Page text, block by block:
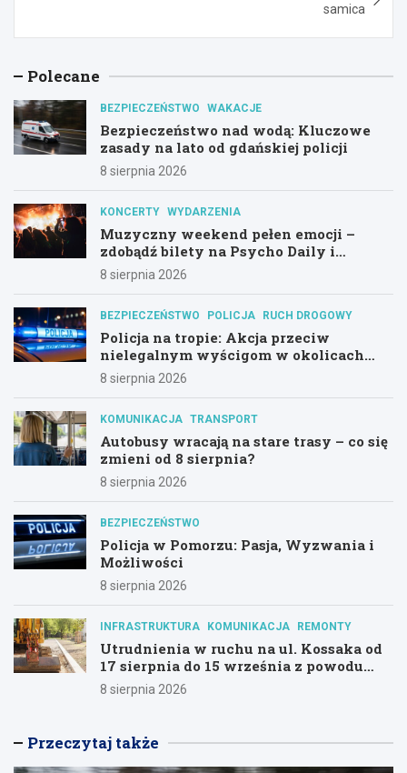
samica
Polecane
BEZPIECZEŃSTWO WAKACJE
Bezpieczeństwo nad wodą: Kluczowe
zasady na lato od gdańskiej policji
8 sierpnia 2026
KONCERTY WYDARZENIA
Muzyczny weekend pełen emocji –
zdobądź bilety na Psycho Daily i
Alternatywny Las!
8 sierpnia 2026
BEZPIECZEŃSTWO POLICJA RUCH DROGOWY
Policja na tropie: Akcja przeciw
nielegalnym wyścigom w okolicach
Hali Olivia
8 sierpnia 2026
KOMUNIKACJA TRANSPORT
Autobusy wracają na stare trasy – co się
zmieni od 8 sierpnia?
8 sierpnia 2026
BEZPIECZEŃSTWO
Policja w Pomorzu: Pasja, Wyzwania i
Możliwości
8 sierpnia 2026
INFRASTRUKTURA KOMUNIKACJA REMONTY
Utrudnienia w ruchu na ul. Kossaka od
17 sierpnia do 15 września z powodu
modernizacji
8 sierpnia 2026
Przeczytaj także